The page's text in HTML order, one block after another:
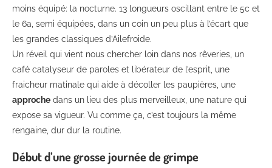
moins équipé: la nocturne. 13 longueurs oscillant entre le 5c et
le 6a, semi équipées, dans un coin un peu plus à l’écart que
les grandes classiques d’Ailefroide.
Un réveil qui vient nous chercher loin dans nos rêveries, un
café catalyseur de paroles et libérateur de l’esprit, une
fraicheur matinale qui aide à décoller les paupières, une
approche dans un lieu des plus merveilleux, une nature qui
expose sa vigueur. Vu comme ça, c’est toujours la même
rengaine, dur dur la routine.
Début d’une grosse journée de grimpe